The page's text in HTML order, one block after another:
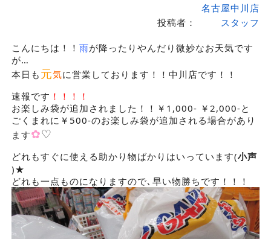
投稿者：
名古屋中川店
スタッフ
こんにちは！！ 雨が降ったりやんだり微妙なお天気です
が…
本日も 元気に営業しております！！中川店です！！
速報です ！！！！
お楽しみ袋が追加されました！！￥1,000- ￥2,000-と
ごくまれに￥500-のお楽しみ袋が追加される場合があり
ます✿♡
どれもすぐに使える助かり物ばかりはいっています(小声
)★
どれも一点ものになりますので､早い物勝ちです！！！